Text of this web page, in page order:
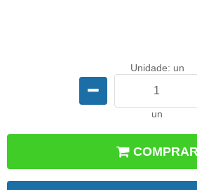
Unidade: un
un
COMPRAR